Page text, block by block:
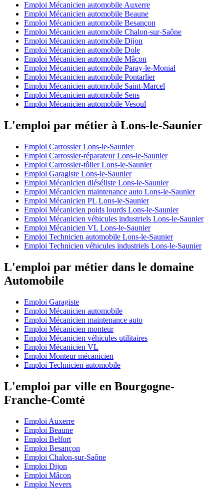
Emploi Mécanicien automobile Auxerre
Emploi Mécanicien automobile Beaune
Emploi Mécanicien automobile Besançon
Emploi Mécanicien automobile Chalon-sur-Saône
Emploi Mécanicien automobile Dijon
Emploi Mécanicien automobile Dole
Emploi Mécanicien automobile Mâcon
Emploi Mécanicien automobile Paray-le-Monial
Emploi Mécanicien automobile Pontarlier
Emploi Mécanicien automobile Saint-Marcel
Emploi Mécanicien automobile Sens
Emploi Mécanicien automobile Vesoul
L'emploi par métier à Lons-le-Saunier
Emploi Carrossier Lons-le-Saunier
Emploi Carrossier-réparateur Lons-le-Saunier
Emploi Carrossier-tôlier Lons-le-Saunier
Emploi Garagiste Lons-le-Saunier
Emploi Mécanicien diéséliste Lons-le-Saunier
Emploi Mécanicien maintenance auto Lons-le-Saunier
Emploi Mécanicien PL Lons-le-Saunier
Emploi Mécanicien poids lourds Lons-le-Saunier
Emploi Mécanicien véhicules industriels Lons-le-Saunier
Emploi Mécanicien VL Lons-le-Saunier
Emploi Technicien automobile Lons-le-Saunier
Emploi Technicien véhicules industriels Lons-le-Saunier
L'emploi par métier dans le domaine
Automobile
Emploi Garagiste
Emploi Mécanicien automobile
Emploi Mécanicien maintenance auto
Emploi Mécanicien monteur
Emploi Mécanicien véhicules utilitaires
Emploi Mécanicien VL
Emploi Monteur mécanicien
Emploi Technicien automobile
L'emploi par ville en Bourgogne-
Franche-Comté
Emploi Auxerre
Emploi Beaune
Emploi Belfort
Emploi Besançon
Emploi Chalon-sur-Saône
Emploi Dijon
Emploi Mâcon
Emploi Nevers